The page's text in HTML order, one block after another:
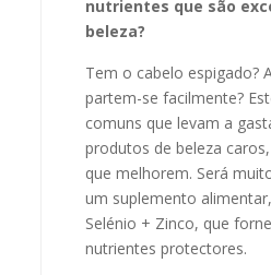
nutrientes que são
beleza?
Tem o cabelo espigado?
partem-se facilmente?
comuns que levam a
produtos de beleza
que melhorem. Será
um suplemento
Selénio + Zinco, que
nutrientes protectores.